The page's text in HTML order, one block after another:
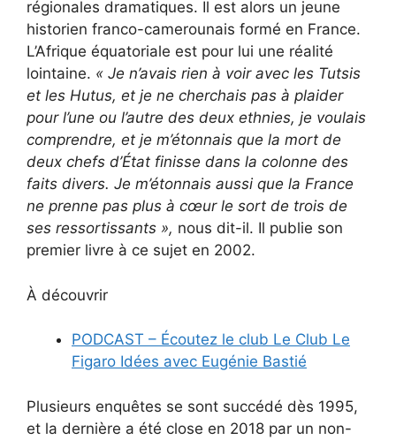
régionales dramatiques. Il est alors un jeune
historien franco-camerounais formé en France.
L’Afrique équatoriale est pour lui une réalité
lointaine. « Je n’avais rien à voir avec les Tutsis
et les Hutus, et je ne cherchais pas à plaider
pour l’une ou l’autre des deux ethnies, je voulais
comprendre, et je m’étonnais que la mort de
deux chefs d’État finisse dans la colonne des
faits divers. Je m’étonnais aussi que la France
ne prenne pas plus à cœur le sort de trois de
ses ressortissants », nous dit-il. Il publie son
premier livre à ce sujet en 2002.
À découvrir
PODCAST – Écoutez le club Le Club Le
Figaro Idées avec Eugénie Bastié
Plusieurs enquêtes se sont succédé dès 1995,
et la dernière a été close en 2018 par un non-